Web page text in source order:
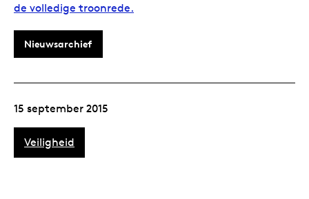
15 september 2015
Veiligheid
de volledige troonrede.
Nieuwsarchief